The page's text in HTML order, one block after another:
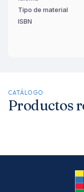
Tipo de material
ISBN
CATÁLOGO
Productos